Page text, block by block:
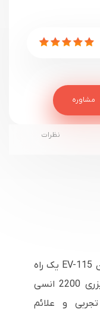
مشاوره
نظرات
ویدئو پروژکتور نور دیجیتال اپسون EV-115 یک راه
حل ابتکاری و همه کاره پرتاب لیزری 2200 انسی
و علائم